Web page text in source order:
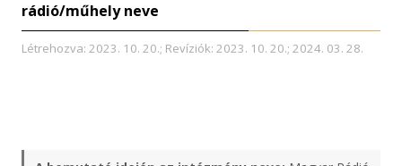
rádió/műhely neve
Létrehozva: 2023. 10. 20.; Revíziók: 2023. 10. 20.; 2024. 03. 28.